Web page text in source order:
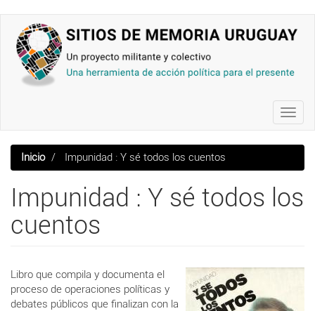
contenido
principal
Inicio Impunidad : Y sé todos los cuentos
Impunidad : Y sé todos los
cuentos
Libro que compila y documenta el
proceso de operaciones políticas y
debates públicos que finalizan con la